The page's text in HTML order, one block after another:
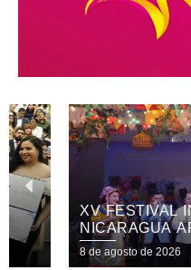
XV FESTIVAL
NICARAGUA ARTE,
8 de agosto de 2026